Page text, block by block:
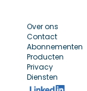
Over ons
Contact
Abonnementen
Producten
Privacy
Diensten